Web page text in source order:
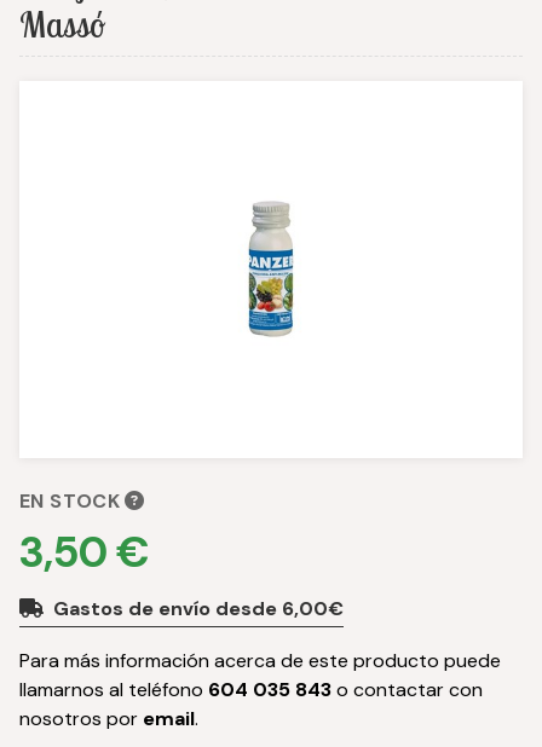
Massó
EN STOCK
3,50 €
Gastos de envío desde 6,00€
Para más información acerca de este producto puede
llamarnos al teléfono 604 035 843o contactar con
nosotros por email.